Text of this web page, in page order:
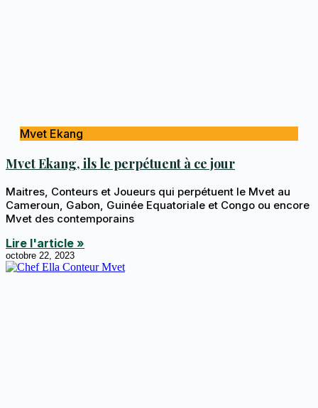
Mvet Ekang
Mvet Ekang, ils le perpétuent à ce jour
Maitres, Conteurs et Joueurs qui perpétuent le Mvet au
Cameroun, Gabon, Guinée Equatoriale et Congo ou encore
Mvet des contemporains
Lire l'article »
octobre 22, 2023